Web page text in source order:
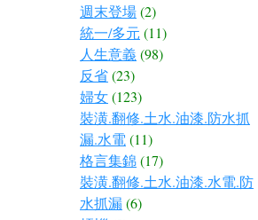
週末登場(2)
統一/多元 (11)
人生意義(98)
反省(23)
婦女(123)
裝潢.翻修.土水.油漆.防水抓
漏.水電 (11)
格言集錦(17)
裝潢.翻修.土水.油漆.水電.防
水抓漏(6)